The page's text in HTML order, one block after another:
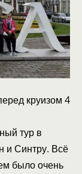
круизом 4
тур в
и Синтру. Всё
было очень